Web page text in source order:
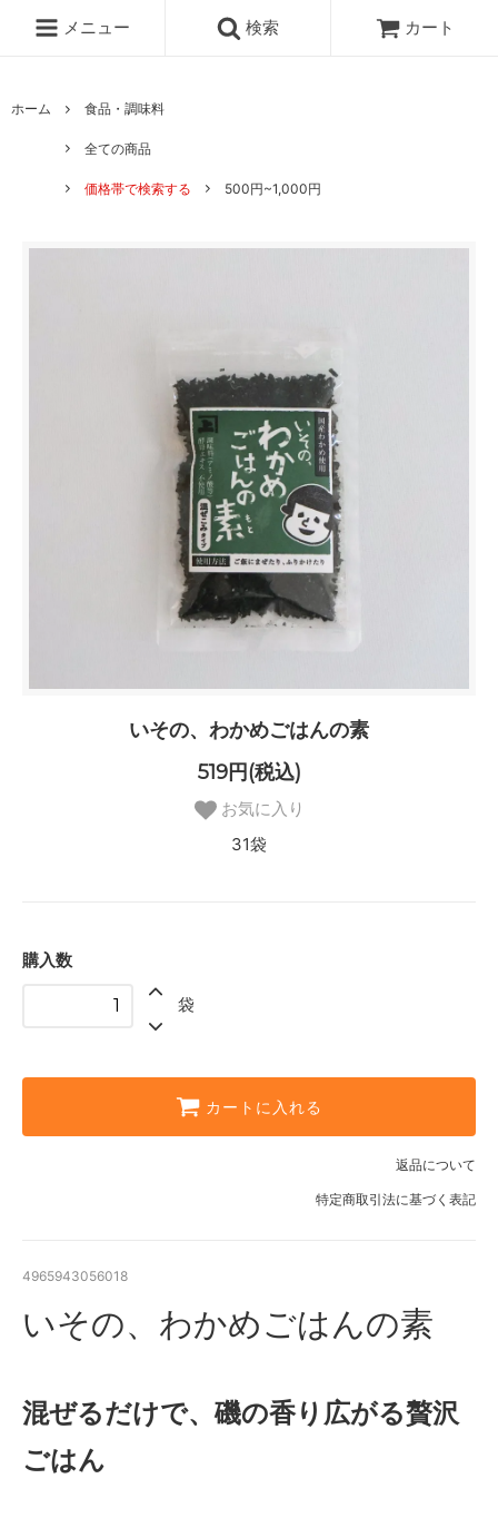
メニュー 検索 カート
ホーム 食品・調味料
全ての商品
価格帯で検索する 500円~1,000円
いその、わかめごはんの素
519円(税込)
お気に入り
31袋
購入数
袋
カートに入れる
返品について
特定商取引法に基づく表記
4965943056018
いその、わかめごはんの素
混ぜるだけで、磯の香り広がる贅沢
ごはん